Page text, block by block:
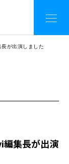
が出演しました
集長が出演